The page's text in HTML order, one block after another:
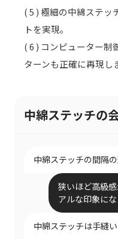
( 5 ) 極細の中綿ステッ
トを実現。
( 6 ) コンピューター制
ターンも正確に再現し
中綿ステッチの
中綿ステッチの間隔
狭いほど高級
アルな印象にな
中綿ステッチは手縫い